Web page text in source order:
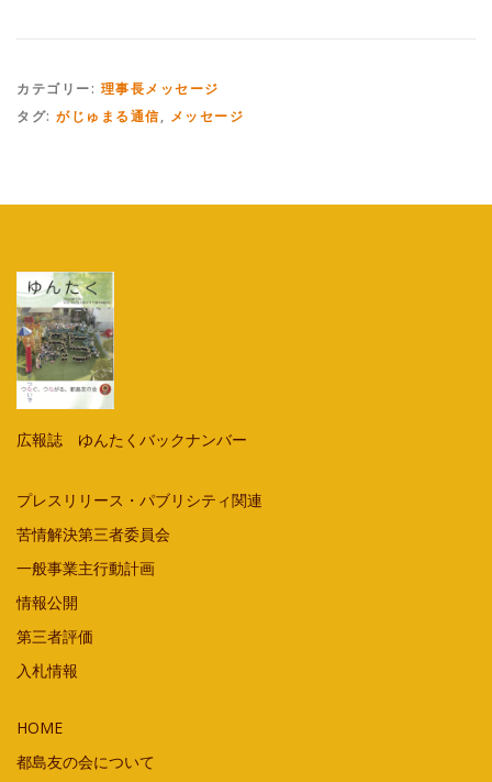
カテゴリー: 理事長メッセージ
タグ: がじゅまる通信, メッセージ
広報誌 ゆんたくバックナンバー
プレスリリース・パブリシティ関連
苦情解決第三者委員会
一般事業主行動計画
情報公開
第三者評価
入札情報
HOME
都島友の会について